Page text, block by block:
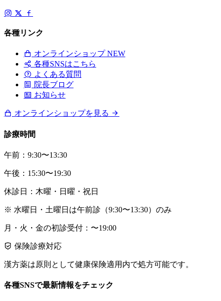
各種リンク
オンラインショップ NEW
各種SNSはこちら
よくある質問
院長ブログ
お知らせ
オンラインショップを見る
診療時間
午前：9:30〜13:30
午後：15:30〜19:30
休診日：木曜・日曜・祝日
※ 水曜日・土曜日は午前診（9:30〜13:30）のみ
月・火・金の初診受付：〜19:00
保険診療対応
漢方薬は原則として健康保険適用内で処方可能です。
各種SNSで最新情報をチェック